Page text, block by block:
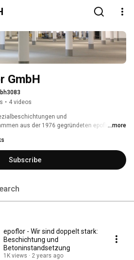
GmbH
• 4 videos
und
aus der 1976 gegründeten epoflor
steht Bernd Schwendiger in der
die firmeneigenen Ausführungsteams:
mit einem Fuhr- und Maschinenpark
Technik.
...more
Subscribe
epoflor - Wir sind doppelt stark:
Beschichtung und
Betoninstandsetzung
1K views 2 years ago